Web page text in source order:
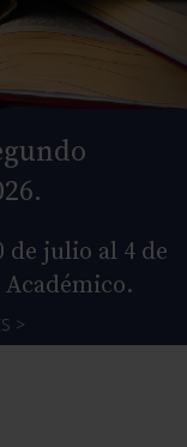
de julio al 4 de
>